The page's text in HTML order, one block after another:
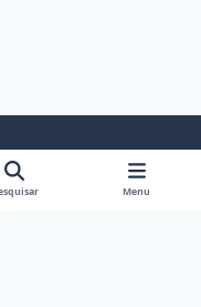
i
Menu